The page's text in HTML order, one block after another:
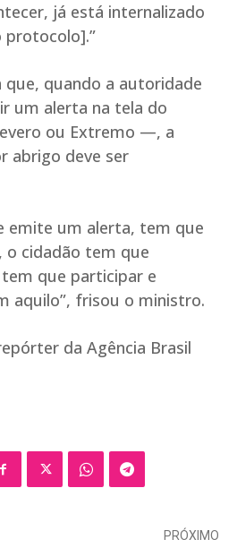
já está internalizado
protocolo].”
que, quando a autoridade
um alerta na tela do
ou Extremo —, a
abrigo deve ser
emite um alerta, tem que
o cidadão tem que
que participar e
aquilo”, frisou o ministro.
da Agência Brasil
PRÓXIMO